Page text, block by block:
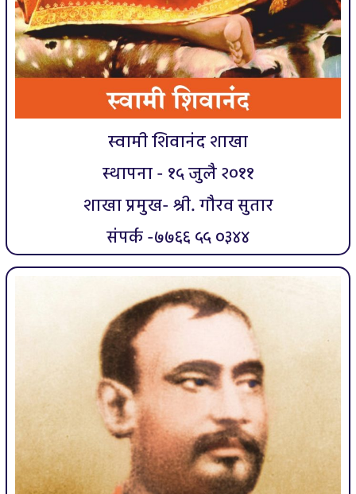
स्वामी शिवानंद शाखा
स्थापना - १५ जुलै २०११
शाखा प्रमुख- श्री. गौरव सुतार
संपर्क -७७६६ ५५ ०३४४